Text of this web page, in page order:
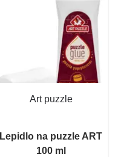
Art puzzle
Lepidlo na puzzle ART
100 ml